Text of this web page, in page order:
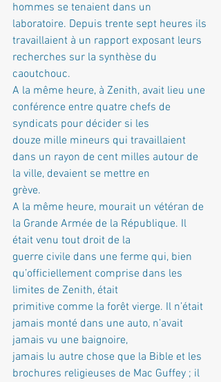
hommes se tenaient dans un
laboratoire. Depuis trente sept heures ils
travaillaient à un rapport exposant leurs
recherches sur la synthèse du
caoutchouc.
A la même heure, à Zenith, avait lieu une
conférence entre quatre chefs de
syndicats pour décider si les
douze mille mineurs qui travaillaient
dans un rayon de cent milles autour de
la ville, devaient se mettre en
grève.
A la même heure, mourait un vétéran de
la Grande Armée de la République. Il
était venu tout droit de la
guerre civile dans une ferme qui, bien
qu’officiellement comprise dans les
limites de Zenith, était
primitive comme la forêt vierge. Il n’était
jamais monté dans une auto, n’avait
jamais vu une baignoire,
jamais lu autre chose que la Bible et les
brochures religieuses de Mac Guffey ; il